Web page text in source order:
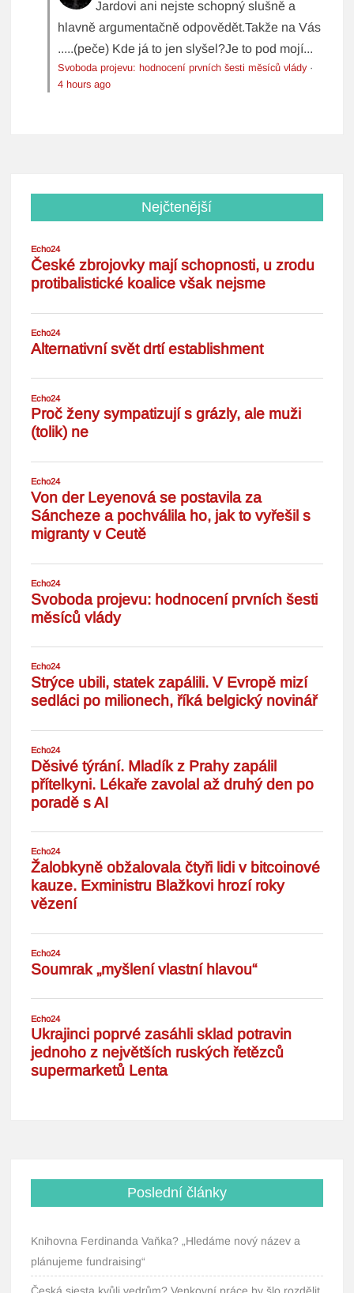
Jardovi ani nejste schopný slušně a
hlavně argumentačně odpovědět.Takže na Vás
.....(peče) Kde já to jen slyšel?Je to pod mojí...
Svoboda projevu: hodnocení prvních šesti měsíců vlády·
4 hours ago
Nejčtenější
Poslední články
Knihovna Ferdinanda Vaňka? „Hledáme nový název a
plánujeme fundraising“